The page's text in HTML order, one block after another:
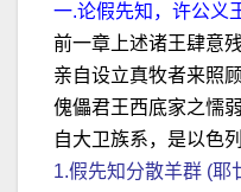
一.论假先知，许公义
前一章上述诸王肆意
亲自设立真牧者来照
傀儡君王西底家之懦
自大卫族系，是以色
1.假先知分散羊群 (耶